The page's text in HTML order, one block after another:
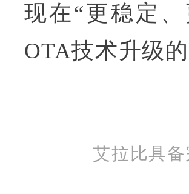
现在“更稳定
OTA技术升级
艾拉比具